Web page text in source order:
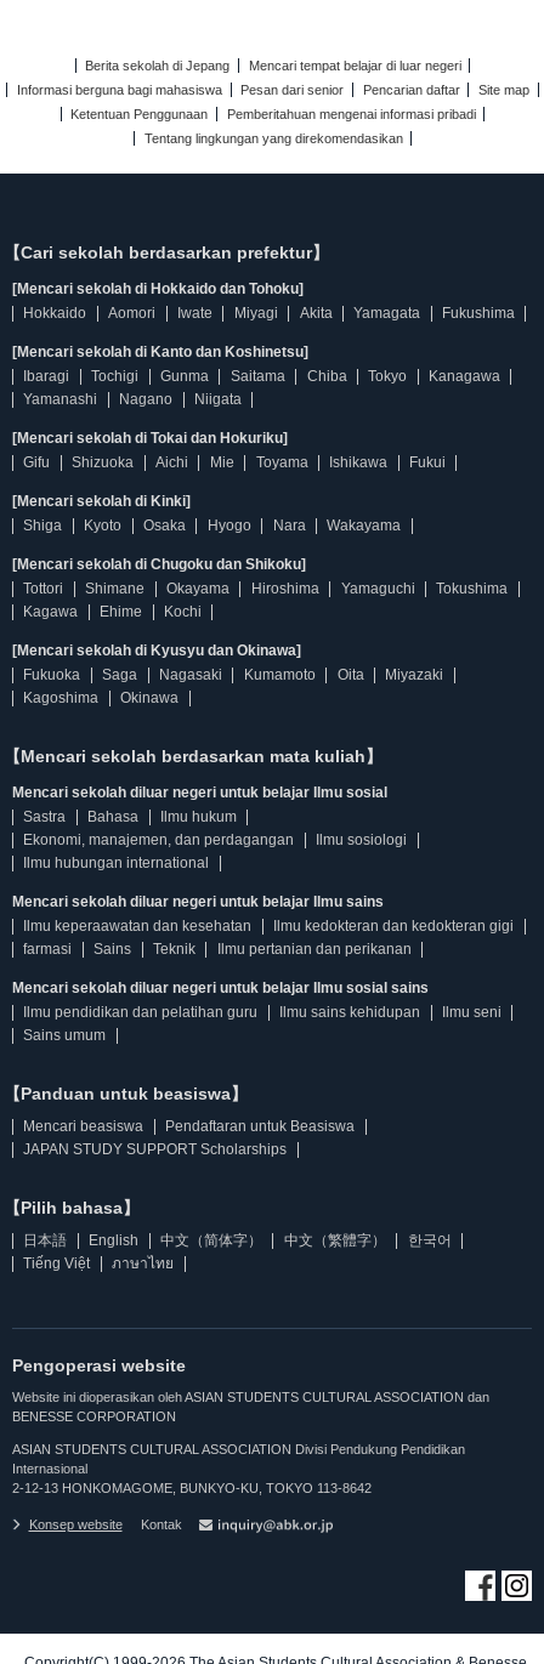
Berita sekolah di Jepang
Mencari tempat belajar di luar negeri
Informasi berguna bagi mahasiswa
Pesan dari senior Pencarian daftar
Site map
Ketentuan Penggunaan
Pemberitahuan mengenai informasi pribadi
Tentang lingkungan yang direkomendasikan
【Cari sekolah berdasarkan prefektur】
[Mencari sekolah di Hokkaido dan Tohoku]
Hokkaido
Aomori Iwate Miyagi Akita Yamagata Fukushima
[Mencari sekolah di Kanto dan Koshinetsu]
Ibaragi
Tochigi Gunma Saitama Chiba Tokyo
Kanagawa
Yamanashi
Nagano Niigata
[Mencari sekolah di Tokai dan Hokuriku]
Gifu
Shizuoka Aichi Mie Toyama Ishikawa Fukui
[Mencari sekolah di Kinki]
Shiga
Kyoto Osaka Hyogo Nara Wakayama
[Mencari sekolah di Chugoku dan Shikoku]
Tottori
Shimane Okayama Hiroshima Yamaguchi
Tokushima
Kagawa
Ehime Kochi
[Mencari sekolah di Kyusyu dan Okinawa]
Fukuoka
Saga Nagasaki Kumamoto Oita
Miyazaki
Kagoshima
Okinawa
【Mencari sekolah berdasarkan mata kuliah】
Mencari sekolah diluar negeri untuk belajar Ilmu sosial
Sastra
Bahasa
Ilmu hukum
Ekonomi, manajemen, dan perdagangan
Ilmu sosiologi
Ilmu hubungan international
Mencari sekolah diluar negeri untuk belajar Ilmu sains
Ilmu keperaawatan dan kesehatan
Ilmu kedokteran dan kedokteran gigi
farmasi
Sains Teknik Ilmu pertanian dan perikanan
Mencari sekolah diluar negeri untuk belajar Ilmu sosial sains
Ilmu pendidikan dan pelatihan guru
Ilmu sains kehidupan
Ilmu seni
Sains umum
【Panduan untuk beasiswa】
Mencari beasiswa
Pendaftaran untuk Beasiswa
JAPAN STUDY SUPPORT Scholarships
【Pilih bahasa】
日本語 English 中文（简体字） 中文（繁體字）
한국어
Tiếng Việt
ภาษาไทย
Pengoperasi website
Website ini dioperasikan oleh ASIAN STUDENTS CULTURAL ASSOCIATION dan
BENESSE CORPORATION
ASIAN STUDENTS CULTURAL ASSOCIATION Divisi Pendukung Pendidikan
Internasional
2-12-13 HONKOMAGOME, BUNKYO-KU, TOKYO 113-8642
Konsep website Kontak